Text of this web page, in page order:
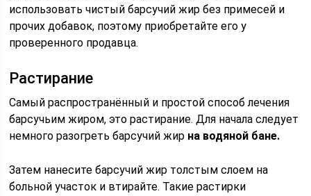
использовать чистый барсучий жир без примесей и
прочих добавок, поэтому приобретайте его у
проверенного продавца.
Растирание
Самый распространённый и простой способ лечения
барсучьим жиром, это растирание. Для начала следует
немного разогреть барсучий жир на водяной бане.
Затем нанесите барсучий жир толстым слоем на
больной участок и втирайте. Такие растирки